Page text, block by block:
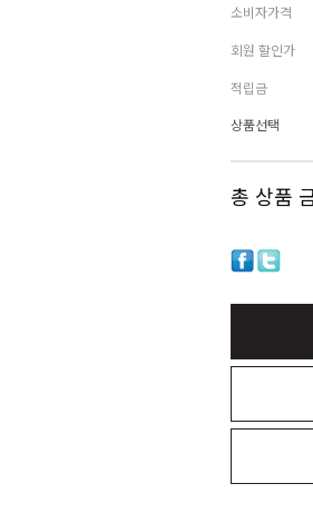
소비자가격
회원 할인가
적립금
상품선택
총 상품